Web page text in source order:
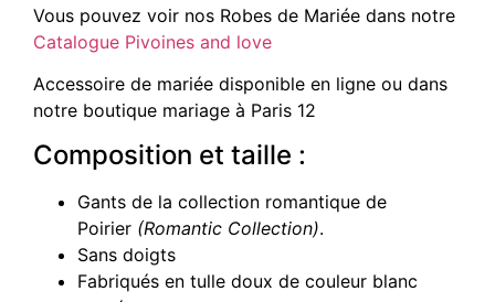
Vous pouvez voir nos Robes de Mariée dans notre
Catalogue Pivoines and love
Accessoire de mariée disponible en ligne ou dans
notre boutique mariage à Paris 12
Composition et taille :
Gants de la collection romantique de
Poirier (Romantic Collection).
Sans doigts
Fabriqués en tulle doux de couleur blanc